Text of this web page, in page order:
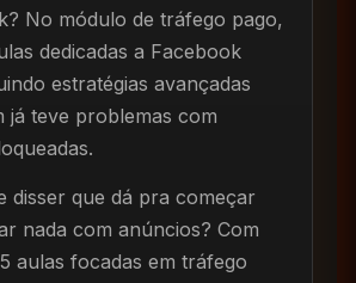
No módulo de tráfego pago,
dedicadas a Facebook
estratégias avançadas
já teve problemas com
disser que dá pra começar
nada com anúncios? Com
aulas focadas em tráfego